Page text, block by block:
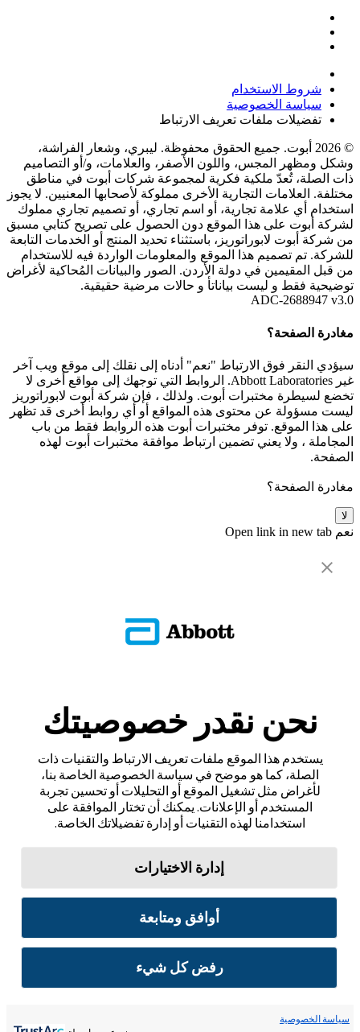
شروط الاستخدام
سياسة الخصوصية
تفضيلات ملفات تعريف الارتباط
© 2026 أبوت. جميع الحقوق محفوظة. ليبري، وشعار الفراشة،
وشكل ومظهر المجس، واللون الأصفر، والعلامات، و/أو التصاميم
ذات الصلة، تُعدّ ملكية فكرية لمجموعة شركات أبوت في مناطق
مختلفة. العلامات التجارية الأخرى مملوكة لأصحابها المعنيين. لا يجوز
استخدام أي علامة تجارية، أو اسم تجاري، أو تصميم تجاري مملوك
لشركة أبوت على هذا الموقع دون الحصول على تصريح كتابي مسبق
من شركة أبوت لابوراتوريز، باستثناء تحديد المنتج أو الخدمات التابعة
للشركة. تم تصميم هذا الموقع والمعلومات الواردة فيه للاستخدام
من قبل المقيمين في دولة الأردن. الصور والبيانات المُحاكية لأغراض
توضيحية فقط و ليست بياناتأ و حالات مرضية حقيقية.
ADC-2688947 v3.0
مغادرة الصفحة؟
سيؤدي النقر فوق الارتباط "نعم" أدناه إلى نقلك إلى موقع ويب آخر
غير Abbott Laboratories. الروابط التي توجهك إلى مواقع أخرى لا
تخضع لسيطرة مختبرات أبوت. ولذلك ، فإن شركة أبوت لابوراتوريز
ليست مسؤولة عن محتوى هذه المواقع أو أي روابط أخرى قد تظهر
على هذا الموقع. توفر مختبرات أبوت هذه الروابط فقط من باب
المجاملة ، ولا يعني تضمين ارتباط موافقة مختبرات أبوت لهذه
الصفحة.
مغادرة الصفحة؟
لا
نعم Open link in new tab
نحن نقدر خصوصيتك
يستخدم هذا الموقع ملفات تعريف الارتباط والتقنيات ذات
الصلة، كما هو موضح في سياسة الخصوصية الخاصة بنا،
لأغراض مثل تشغيل الموقع أو التحليلات أو تحسين تجربة
المستخدم أو الإعلانات. يمكنك أن تختار الموافقة على
استخدامنا لهذه التقنيات أو إدارة تفضيلاتك الخاصة.
إدارة الاختيارات
أوافق ومتابعة
رفض كل شيء
سياسة الخصوصية